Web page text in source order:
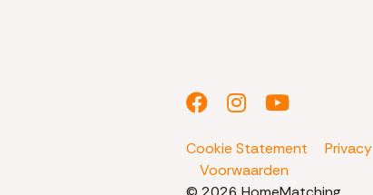
Cookie Statement
Privacy
Voorwaarden